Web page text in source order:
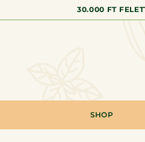
30.000 FT
SHOP